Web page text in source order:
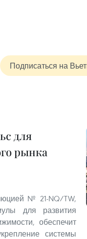
Подписаться на
для
рынка
№ 21-NQ/TW,
для развития
обеспечит
системы